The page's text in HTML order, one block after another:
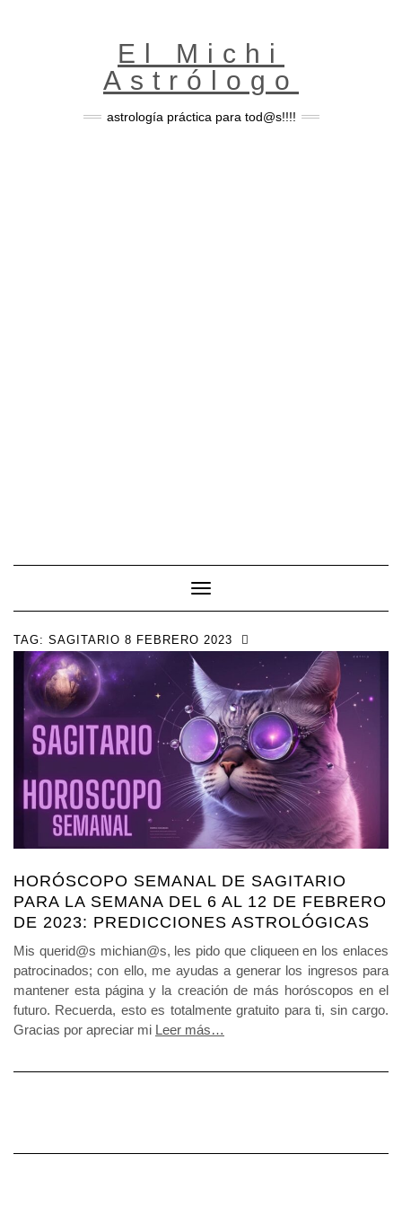
El Michi
Astrólogo
astrología práctica para tod@s!!!!
Toggle Navigation
TAG: SAGITARIO 8 FEBRERO 2023
HORÓSCOPO SEMANAL DE SAGITARIO
PARA LA SEMANA DEL 6 AL 12 DE FEBRERO
DE 2023: PREDICCIONES ASTROLÓGICAS
Mis querid@s michian@s, les pido que cliqueen en los enlaces
patrocinados; con ello, me ayudas a generar los ingresos para
mantener esta página y la creación de más horóscopos en el
futuro. Recuerda, esto es totalmente gratuito para ti, sin cargo.
Gracias por apreciar mi Leer más…